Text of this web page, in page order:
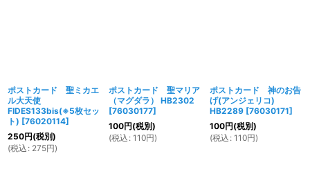
ポストカード 聖ミカエ
ル大天使
FIDES133bis(※5枚セッ
ト) [76020114]
250円(税別)
(税込 : 275円)
ポストカード 聖マリア
（マグダラ） HB2302
[76030177]
100円(税別)
(税込 : 110円)
ポストカード 神のお告
げ(アンジェリコ)
HB2289 [76030171]
100円(税別)
(税込 : 110円)